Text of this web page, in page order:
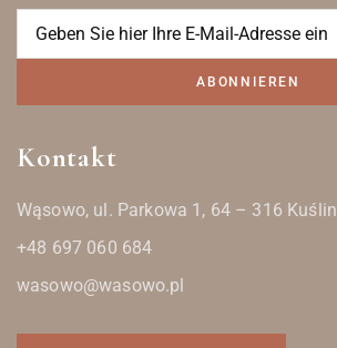
ABONNIEREN
Kontakt
Wąsowo, ul. Parkowa 1, 64 – 316 Kuślin
+48 697 060 684
wasowo@wasowo.pl